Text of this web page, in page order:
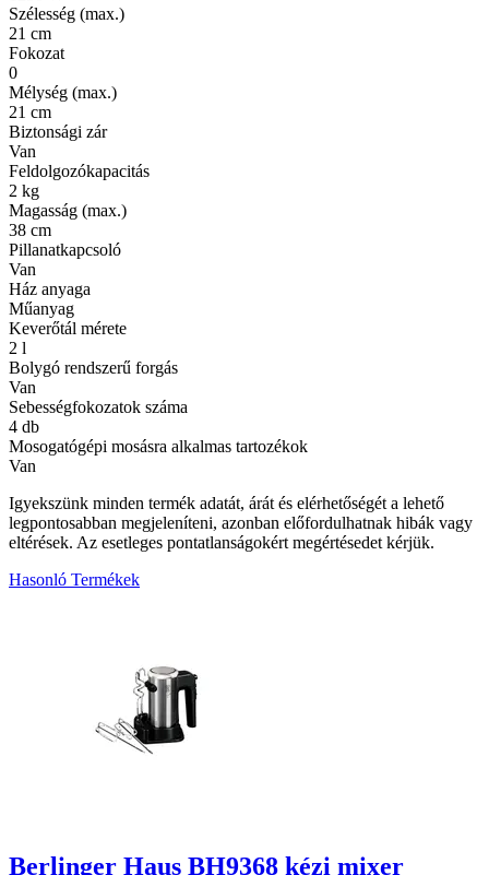
Szélesség (max.)
21 cm
Fokozat
0
Mélység (max.)
21 cm
Biztonsági zár
Van
Feldolgozókapacitás
2 kg
Magasság (max.)
38 cm
Pillanatkapcsoló
Van
Ház anyaga
Műanyag
Keverőtál mérete
2 l
Bolygó rendszerű forgás
Van
Sebességfokozatok száma
4 db
Mosogatógépi mosásra alkalmas tartozékok
Van
Igyekszünk minden termék adatát, árát és elérhetőségét a lehető
legpontosabban megjeleníteni, azonban előfordulhatnak hibák vagy
eltérések. Az esetleges pontatlanságokért megértésedet kérjük.
Hasonló Termékek
Berlinger Haus BH9368 kézi mixer